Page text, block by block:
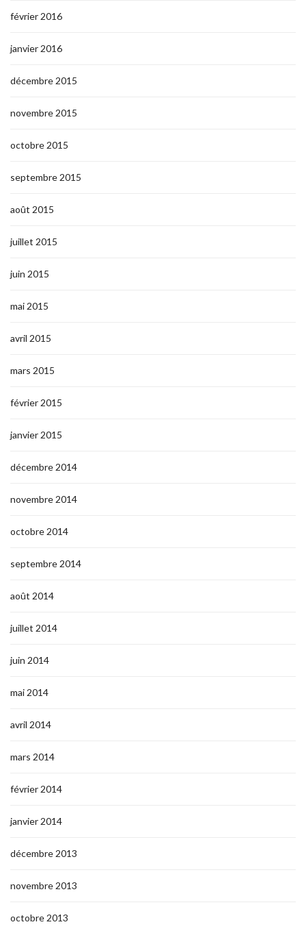
février 2016
janvier 2016
décembre 2015
novembre 2015
octobre 2015
septembre 2015
août 2015
juillet 2015
juin 2015
mai 2015
avril 2015
mars 2015
février 2015
janvier 2015
décembre 2014
novembre 2014
octobre 2014
septembre 2014
août 2014
juillet 2014
juin 2014
mai 2014
avril 2014
mars 2014
février 2014
janvier 2014
décembre 2013
novembre 2013
octobre 2013